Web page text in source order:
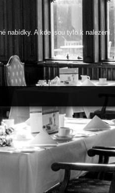
nabídky. A kde jsou tyto k nalezení.